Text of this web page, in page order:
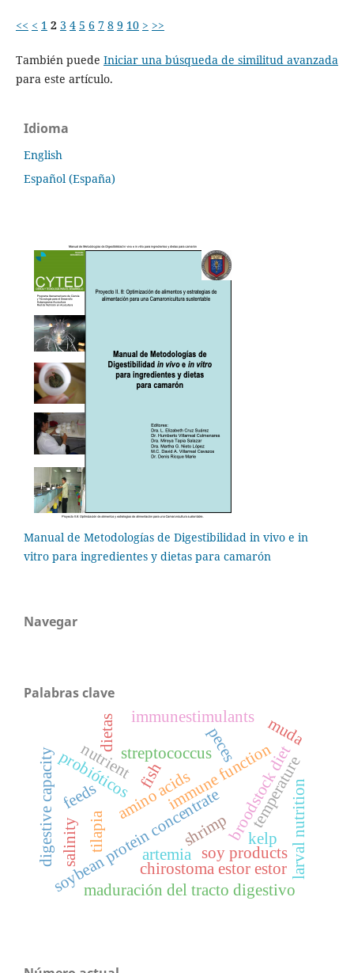
<< < 1 2 3 4 5 6 7 8 9 10 > >>
También puede Iniciar una búsqueda de similitud avanzada
para este artículo.
Idioma
English
Español (España)
Manual de Metodologías de Digestibilidad in vivo e in
vitro para ingredientes y dietas para camarón
Navegar
Palabras clave
soy products
soybean protein concentrate
shrimp
amino acids
fish
nutrient immune function
broodstock dietlarval nutrition
probióticos
tilapia
streptococcus
chirostoma estor estor
digestive capacity temperature
salinity
maduración del tracto digestivo
peces
immunestimulants
feeds
artemia
dietas muda
kelp